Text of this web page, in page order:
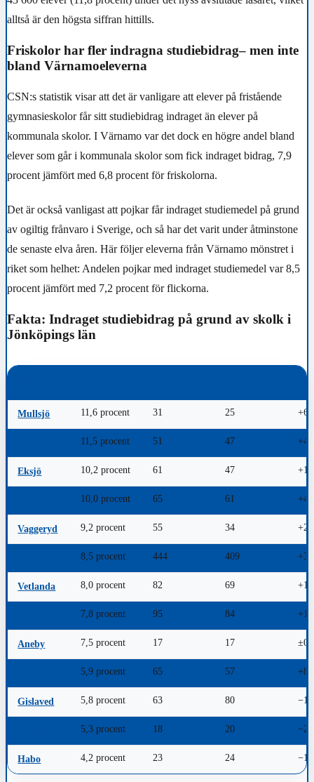
alltså är den högsta siffran hittills.
Friskolor har fler indragna studiebidrag– men inte
bland Värnamoeleverna
CSN:s statistik visar att det är vanligare att elever på fristående
gymnasieskolor får sitt studiebidrag indraget än elever på
kommunala skolor. I Värnamo var det dock en högre andel bland
elever som går i kommunala skolor som fick indraget bidrag, 7,9
procent jämfört med 6,8 procent för friskolorna.
Det är också vanligast att pojkar får indraget studiemedel på grund
av ogiltig frånvaro i Sverige, och så har det varit under åtminstone
de senaste elva åren. Här följer eleverna från Värnamo mönstret i
riket som helhet: Andelen pojkar med indraget studiemedel var 8,5
procent jämfört med 7,2 procent för flickorna.
Fakta: Indraget studiebidrag på grund av skolk i
Jönköpings län
Mullsjö 11,6 procent 31 25 +6
11,5 procent 51 47 +4
Eksjö 10,2 procent 61 47 +14
10,0 procent 65 61 +4
Vaggeryd 9,2 procent 55 34 +21
8,5 procent 444 409 +35
Vetlanda 8,0 procent 82 69 +13
7,8 procent 95 84 +11
Aneby 7,5 procent 17 17 ±0
5,9 procent 65 57 +8
Gislaved 5,8 procent 63 80 −17
5,3 procent 18 20 −2
Habo 4,2 procent 23 24 −1